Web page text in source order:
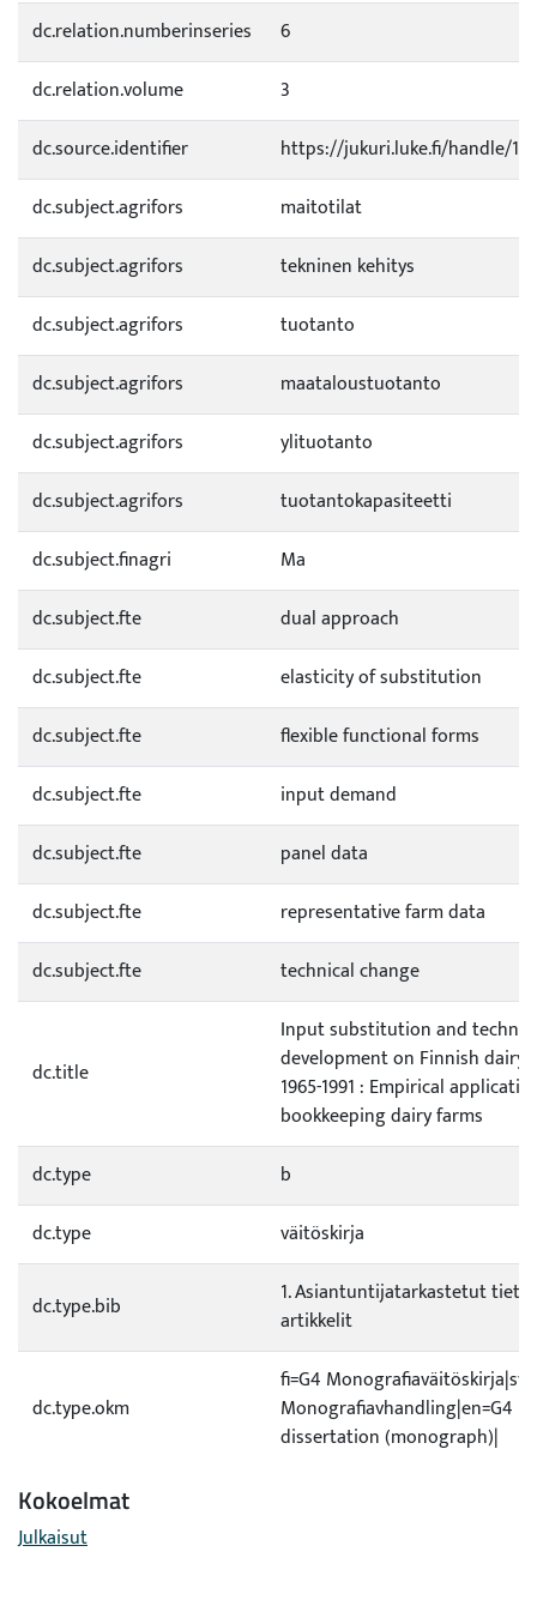
dc.relation.numberinseries
6
dc.relation.volume
3
dc.source.identifier
https://jukuri.luke.fi/handle/
dc.subject.agrifors
maitotilat
dc.subject.agrifors
tekninen kehitys
dc.subject.agrifors
tuotanto
dc.subject.agrifors
maataloustuotanto
dc.subject.agrifors
ylituotanto
dc.subject.agrifors
tuotantokapasiteetti
dc.subject.finagri
Ma
dc.subject.fte
dual approach
dc.subject.fte
elasticity of substitution
dc.subject.fte
flexible functional forms
dc.subject.fte
input demand
dc.subject.fte
panel data
dc.subject.fte
representative farm data
dc.subject.fte
technical change
dc.title
Input substitution and
development on Finnish dairy
1965-1991 : Empirical
bookkeeping dairy farms
dc.type
b
dc.type
väitöskirja
dc.type.bib
1. Asiantuntijatarkastetut
artikkelit
dc.type.okm
fi=G4
Monografiavhandling|en=G4
dissertation (monograph)|
Kokoelmat
Julkaisut